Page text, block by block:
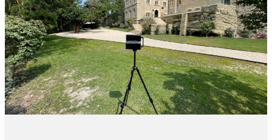
vs
Scanner
3D
FARO